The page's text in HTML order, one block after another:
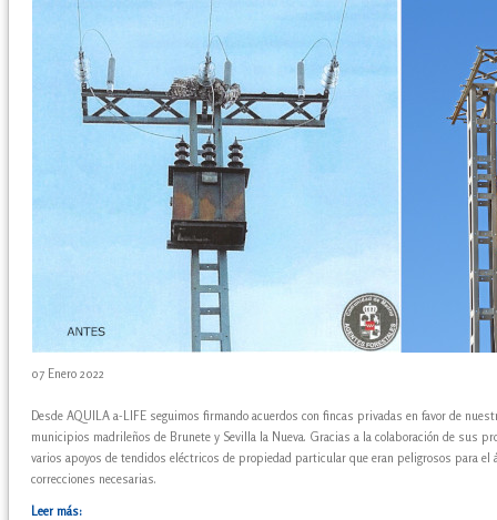
07 Enero 2022
Desde AQUILA a-LIFE seguimos firmando acuerdos con fincas privadas en favor de
municipios madrileños de Brunete y Sevilla la Nueva. Gracias a la colaboración de sus
varios apoyos de tendidos eléctricos de propiedad particular que eran peligrosos para el
correcciones necesarias.
Leer más: